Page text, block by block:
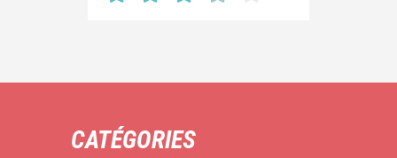
CATÉGORIES